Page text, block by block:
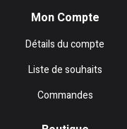
Mon Compte
Détails du compte
Liste de souhaits
Commandes